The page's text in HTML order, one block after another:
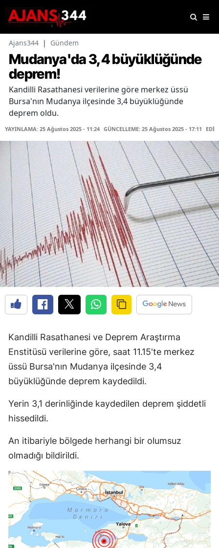
Ajans344 | Gündem
Mudanya'da 3,4 büyüklüğünde
deprem!
Kandilli Rasathanesi verilerine göre merkez üssü
Bursa'nın Mudanya ilçesinde 3,4 büyüklüğünde
deprem oldu.
YAYINLAMA: 25 Ağustos 2025 - 11:24 GÜNCELLEME: 25 Ağustos 2025 - 17:11
Kandilli Rasathanesi ve Deprem Araştırma
Enstitüsü verilerine göre, saat 11.15'te merkez
üssü Bursa'nın Mudanya ilçesinde 3,4
büyüklüğünde deprem kaydedildi.
Yerin 3,1 derinliğinde kaydedilen deprem şiddetli
hissedildi.
An itibariyle bölgede herhangi bir olumsuz
olmadığı bildirildi.